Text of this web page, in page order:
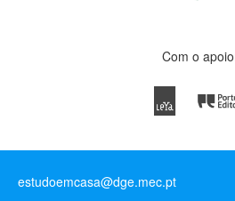
Com o
estudoemcasa@dge.mec.pt